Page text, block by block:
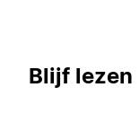
Blijf lezen